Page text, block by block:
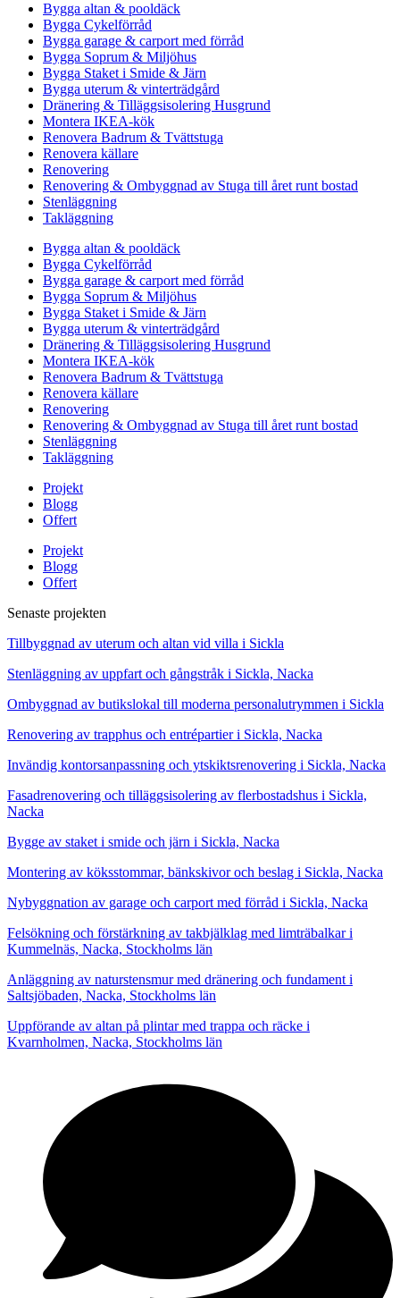
Bygga altan & pooldäck
Bygga Cykelförråd
Bygga garage & carport med förråd
Bygga Soprum & Miljöhus
Bygga Staket i Smide & Järn
Bygga uterum & vinterträdgård
Dränering & Tilläggsisolering Husgrund
Montera IKEA-kök
Renovera Badrum & Tvättstuga
Renovera källare
Renovering
Renovering & Ombyggnad av Stuga till året runt bostad
Stenläggning
Takläggning
Bygga altan & pooldäck
Bygga Cykelförråd
Bygga garage & carport med förråd
Bygga Soprum & Miljöhus
Bygga Staket i Smide & Järn
Bygga uterum & vinterträdgård
Dränering & Tilläggsisolering Husgrund
Montera IKEA-kök
Renovera Badrum & Tvättstuga
Renovera källare
Renovering
Renovering & Ombyggnad av Stuga till året runt bostad
Stenläggning
Takläggning
Projekt
Blogg
Offert
Projekt
Blogg
Offert
Senaste projekten
Tillbyggnad av uterum och altan vid villa i Sickla
Stenläggning av uppfart och gångstråk i Sickla, Nacka
Ombyggnad av butikslokal till moderna personalutrymmen i Sickla
Renovering av trapphus och entrépartier i Sickla, Nacka
Invändig kontorsanpassning och ytskiktsrenovering i Sickla, Nacka
Fasadrenovering och tilläggsisolering av flerbostadshus i Sickla,
Nacka
Bygge av staket i smide och järn i Sickla, Nacka
Montering av köksstommar, bänkskivor och beslag i Sickla, Nacka
Nybyggnation av garage och carport med förråd i Sickla, Nacka
Felsökning och förstärkning av takbjälklag med limträbalkar i
Kummelnäs, Nacka, Stockholms län
Anläggning av naturstensmur med dränering och fundament i
Saltsjöbaden, Nacka, Stockholms län
Uppförande av altan på plintar med trappa och räcke i
Kvarnholmen, Nacka, Stockholms län